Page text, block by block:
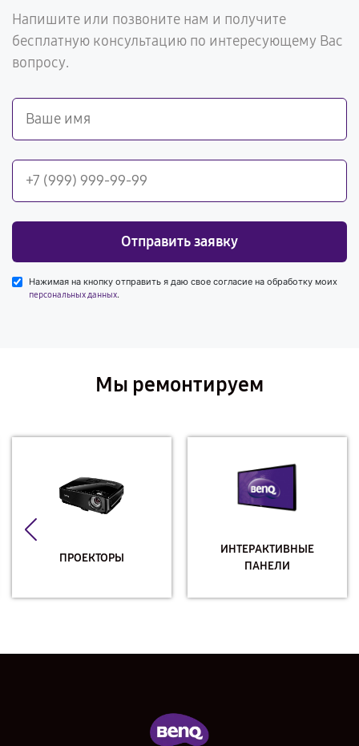
Напишите или позвоните нам и получите
бесплатную консультацию по интересующему Вас
вопросу.
Отправить заявку
Нажимая на кнопку отправить я даю свое согласие на обработку моих
персональных данных.
Мы ремонтируем
ПРОЕКТОРЫ
ИНТЕРАКТИВНЫЕ
ПАНЕЛИ